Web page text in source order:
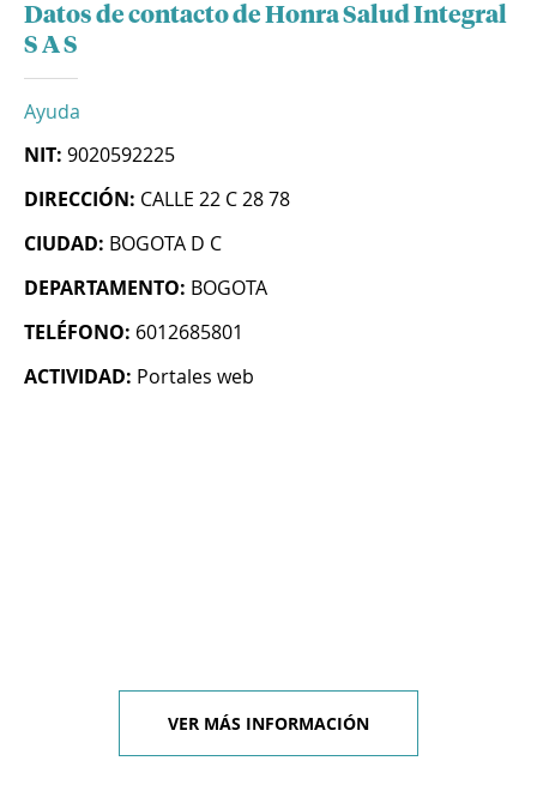
Datos de contacto de Honra Salud Integral
S A S
Ayuda
NIT: 9020592225
DIRECCIÓN: CALLE 22 C 28 78
CIUDAD: BOGOTA D C
DEPARTAMENTO: BOGOTA
TELÉFONO: 6012685801
ACTIVIDAD: Portales web
VER MÁS INFORMACIÓN